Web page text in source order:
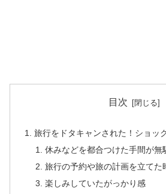
目次
旅行をドタキャンされた！ショッ
休みなどを都合つけた手間が無
旅行の予約や旅の計画を立てた
楽しみしていたがっかり感